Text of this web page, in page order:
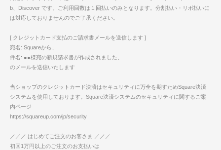
b、Discover です。ご利用回数は１回払いのみとなります。分割払い・リボ払いに
は対応しておりませんのでご了承ください。
[ クレジットカード支払のご請求書メールを送信します ]
宛名: Squareから、
件名: ●●様宛の新規請求書が作成されました、
のメールを送信いたします
当ショップのクレジットカード決済はセキュリティに万全を期すためSquare決済
システムを使用しております。Square決済システムのセキュリティに関するご案
内ページ
https://squareup.com/jp/security
／／／ はじめてご注文のお客さま ／／／
初回1万円以上のご注文のお支払いは